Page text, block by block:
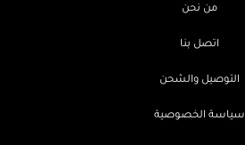
من نحن
اتصل بنا
التوصيل والشحن
سياسة الخصوصية